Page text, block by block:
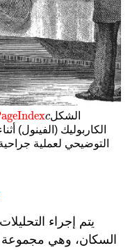
الشكلc
c
الكاربوليك (الفينول)
التوضيحي لعملية
يتم إجراء
السكان، وهي مجموعة